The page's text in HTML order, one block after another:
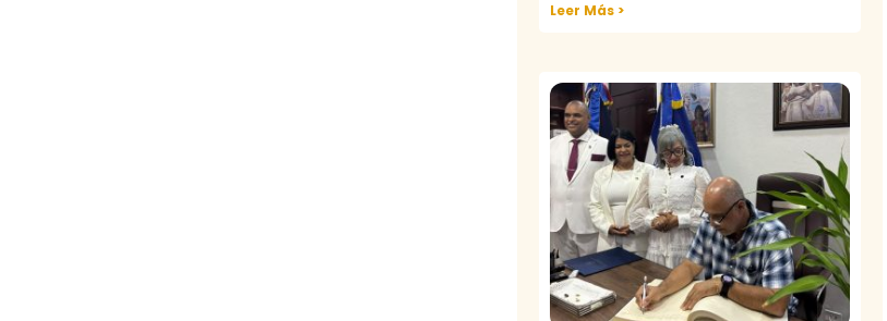
Leer Más >